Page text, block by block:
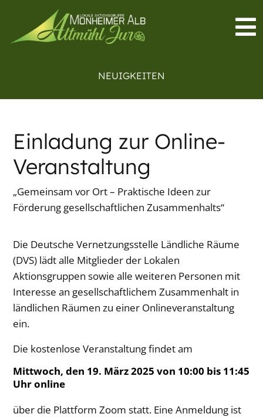
NEUIGKEITEN
Einladung zur Online-
Veranstaltung
„Gemeinsam vor Ort – Praktische Ideen zur
Förderung gesellschaftlichen Zusammenhalts“
Die Deutsche Vernetzungsstelle Ländliche Räume
(DVS) lädt alle Mitglieder der Lokalen
Aktionsgruppen sowie alle weiteren Personen mit
Interesse an gesellschaftlichem Zusammenhalt in
ländlichen Räumen zu einer Onlineveranstaltung
ein.
Die kostenlose Veranstaltung findet am
Mittwoch, den 19. März 2025 von 10:00 bis 11:45
Uhr online
über die Plattform Zoom statt. Eine Anmeldung ist